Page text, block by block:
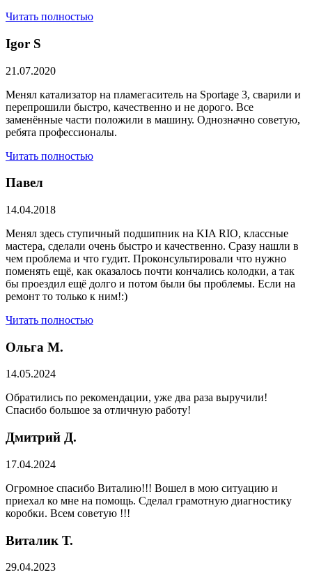
Читать полностью
​Igor S
21.07.2020
Менял катализатор на пламегаситель на Sportage 3, сварили и
перепрошили быстро, качественно и не дорого. Все
заменённые части положили в машину. Однозначно советую,
ребята профессионалы.
Читать полностью
Павел
14.04.2018
Менял здесь ступичный подшипник на KIA RIO, классные
мастера, сделали очень быстро и качественно. Сразу нашли в
чем проблема и что гудит. Проконсультировали что нужно
поменять ещё, как оказалось почти кончались колодки, а так
бы проездил ещё долго и потом были бы проблемы. Если на
ремонт то только к ним!:)
Читать полностью
Ольга М.
14.05.2024
Обратились по рекомендации, уже два раза выручили!
Спасибо большое за отличную работу!
Дмитрий Д.
17.04.2024
Огромное спасибо Виталию!!! Вошел в мою ситуацию и
приехал ко мне на помощь. Сделал грамотную диагностику
коробки. Всем советую !!!
Виталик Т.
29.04.2023